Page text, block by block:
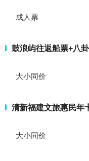
成人票
鼓浪屿往返船票+八
大小同价
清新福建文旅惠民年
大小同价